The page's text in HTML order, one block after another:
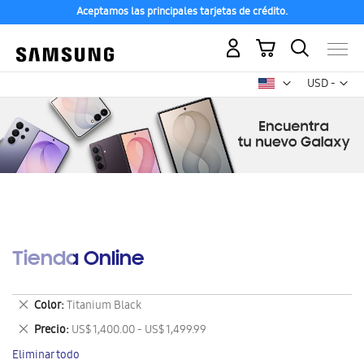
Aceptamos las principales tarjetas de crédito.
USD -
dólar
Mi carrito
Tienda Online
Color Titanium Black
Eliminar
este
artículo
Precio US$ 1,400.00 - US$ 1,499.99
Eliminar
este
Eliminar todo